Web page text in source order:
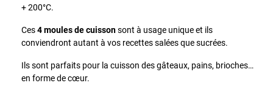
+ 200°C.
Ces4 moules de cuissonsont à usage unique et ils
conviendront autant à vos recettes salées que sucrées.
Ils sont parfaits pour la cuisson des gâteaux, pains, brioches…
en forme de cœur.